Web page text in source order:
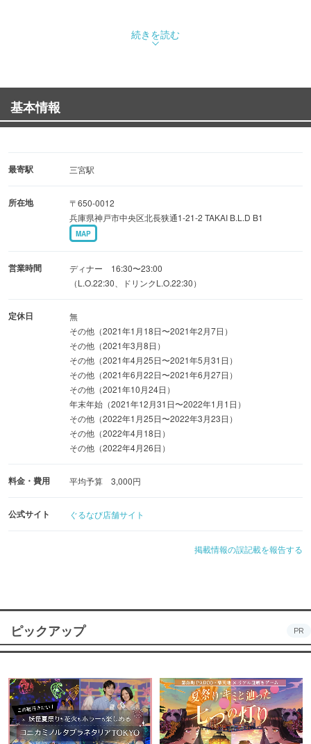
幹事様必見！飲み放題500円OFFクーポン配信中！！
人数お気軽にご相談くださいませ。
☆…☆…☆…☆…☆…☆…☆…☆
■三宮駅に近く便利
ぐ。
続きを読む
基本情報
最寄駅 三宮駅
所在地
〒650-0012
兵庫県神戸市中央区北長狭通1-21-2 TAKAI B.L.D B1
MAP
営業時間
ディナー 16:30〜23:00
（L.O.22:30、ドリンクL.O.22:30）
定休日
無
その他（2021年1月18日〜2021年2月7日）
その他（2021年3月8日）
その他（2021年4月25日〜2021年5月31日）
その他（2021年6月22日〜2021年6月27日）
その他（2021年10月24日）
年末年始（2021年12月31日〜2022年1月1日）
その他（2022年1月25日〜2022年3月23日）
その他（2022年4月18日）
その他（2022年4月26日）
料金・費用 平均予算 3,000円
公式サイト ぐるなび店舗サイト
掲載情報の誤記載を報告する
ピックアップ PR